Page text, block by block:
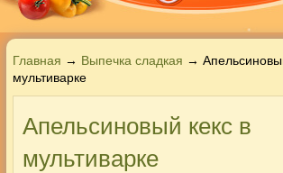
Главная → Выпечка сладкая →
мультиварке
Апельсиновый кекс в
мультиварке